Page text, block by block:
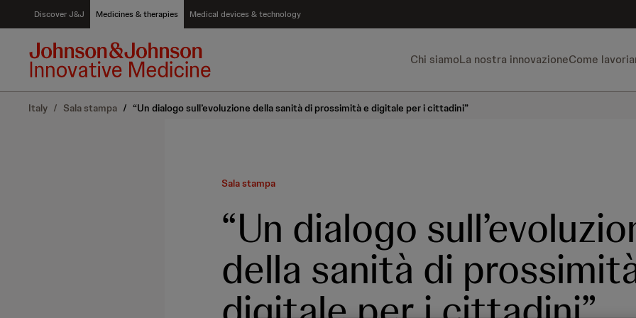
c
Discover J&J Medicines & therapies Medical devices & technology
Chi siamoLa nostra innovazioneCome
Italy / Sala stampa / “Un dialogo sull’evoluzione della sanità di prossimità e digitale per i cittadini”
Sala stampa
“Un dialogo
della sanità di